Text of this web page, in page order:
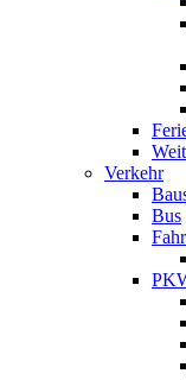
Verkehr
Bus